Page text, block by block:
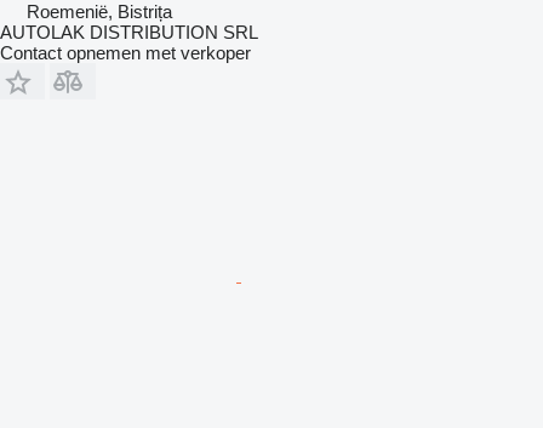
Roemenië, Bistrița
AUTOLAK DISTRIBUTION SRL
Contact opnemen met verkoper